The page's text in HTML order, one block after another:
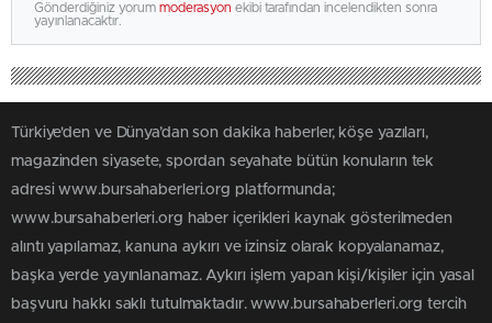
Gönderdiğiniz yorum moderasyon ekibi tarafından incelendikten sonra
yayınlanacaktır.
Türkiye'den ve Dünya’dan son dakika haberler, köşe yazıları,
magazinden siyasete, spordan seyahate bütün konuların tek
adresi www.bursahaberleri.org platformunda;
www.bursahaberleri.org haber içerikleri kaynak gösterilmeden
alıntı yapılamaz, kanuna aykırı ve izinsiz olarak kopyalanamaz,
başka yerde yayınlanamaz. Aykırı işlem yapan kişi/kişiler için yasal
başvuru hakkı saklı tutulmaktadır. www.bursahaberleri.org tercih